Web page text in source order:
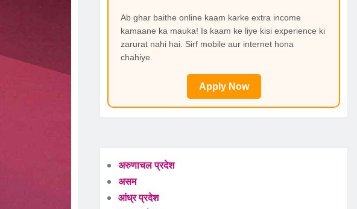
Ab ghar baithe online kaam karke extra income
kamaane ka mauka! Is kaam ke liye kisi experience ki
zarurat nahi hai. Sirf mobile aur internet hona
chahiye.
Apply Now
अरुणाचल प्रदेश
असम
आंध्र प्रदेश